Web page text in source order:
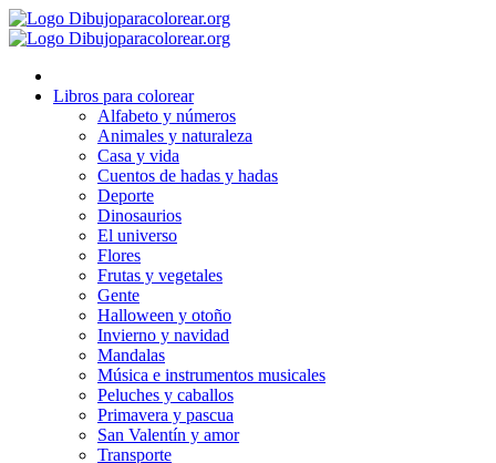
Ir
al
Libros para colorear
Alfabeto y números
Animales y naturaleza
Casa y vida
Cuentos de hadas y hadas
Deporte
Dinosaurios
El universo
Flores
Frutas y vegetales
Gente
Halloween y otoño
Invierno y navidad
Mandalas
Música e instrumentos musicales
Peluches y caballos
Primavera y pascua
San Valentín y amor
Transporte